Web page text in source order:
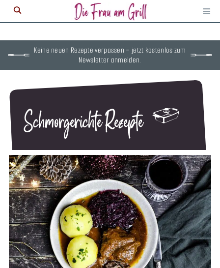
≡
Keine neuen Rezepte verpassen – jetzt kostenlos zum
Newsletter anmelden.
Schmorgerichte Rezepte